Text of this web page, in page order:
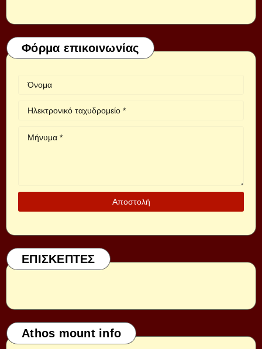
Φόρμα επικοινωνίας
ΕΠΙΣΚΕΠΤΕΣ
Athos mount info